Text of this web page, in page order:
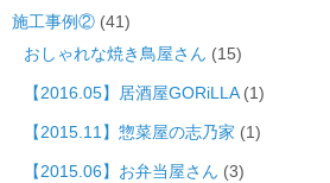
施工事例② (41)
おしゃれな焼き鳥屋さん (15)
【2016.05】居酒屋GORiLLA(1)
【2015.11】惣菜屋の志乃家 (1)
【2015.06】お弁当屋さん (3)